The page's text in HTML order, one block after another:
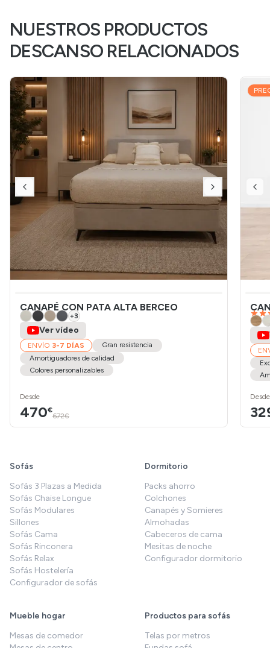
NUESTROS PRODUCTOS
DESCANSO RELACIONADOS
CANAPÉ CON PATA ALTA BERCEO
+3
Ver vídeo
ENVÍO 3-7 DÍAS
Gran resistencia
Amortiguadores de calidad
Colores personalizables
Desde
470€
672€
Desde
Sofás
Sofás 3 Plazas a Medida
Sofás Chaise Longue
Sofás Modulares
Sillones
Sofás Cama
Sofás Rinconera
Sofás Relax
Sofás Hostelería
Configurador de sofás
Dormitorio
Packs ahorro
Colchones
Canapés y Somieres
Almohadas
Cabeceros de cama
Mesitas de noche
Configurador dormitorio
Mueble hogar
Mesas de comedor
Productos para sofás
Telas por metros